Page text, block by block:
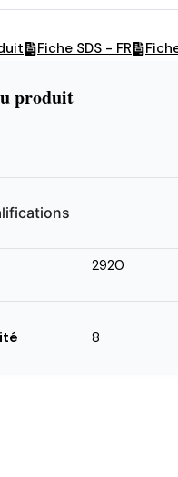
Fiche SDS - FR
produit
2920
8